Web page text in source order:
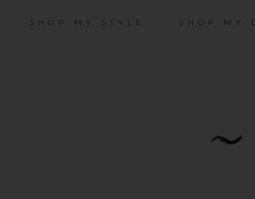
SHOP MY STYLE SHOP MY